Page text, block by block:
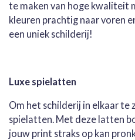
te maken van hoge kwaliteit
kleuren prachtig naar voren
een uniek schilderij!
Luxe spielatten
Om het schilderij in elkaar
spielatten. Met deze latten
jouw print straks op kan